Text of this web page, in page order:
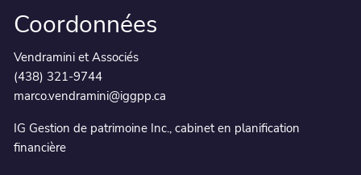
Coordonnées
Vendramini et Associés
(438) 321-9744
marco.vendramini@iggpp.ca
IG Gestion de patrimoine Inc., cabinet en planification
financière